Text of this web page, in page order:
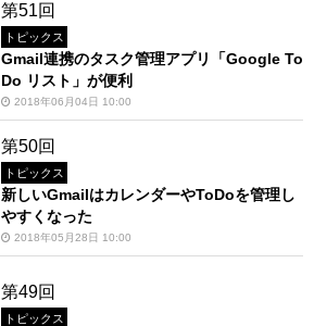
第51回
トピックス
Gmail連携のタスク管理アプリ「Google To
Do リスト」が便利
2018年06月04日 10:00
第50回
トピックス
新しいGmailはカレンダーやToDoを管理し
やすくなった
2018年05月28日 10:00
第49回
トピックス